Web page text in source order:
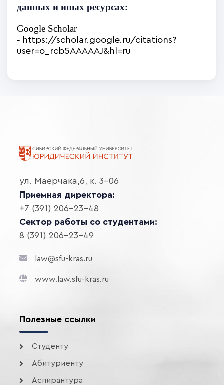
данных и иных ресурсах:
Google Scholar
- https://scholar.google.ru/citations?
user=o_rcb5AAAAAJ&hl=ru
ул. Маерчака,6, к. 3-06
Приемная директора:
+7 (391) 206-23-48
Сектор работы со студентами:
8 (391) 206-23-49
law@sfu-kras.ru
www.law.sfu-kras.ru
Полезные ссылки
Студенту
Абитуриенту
Аспирантура